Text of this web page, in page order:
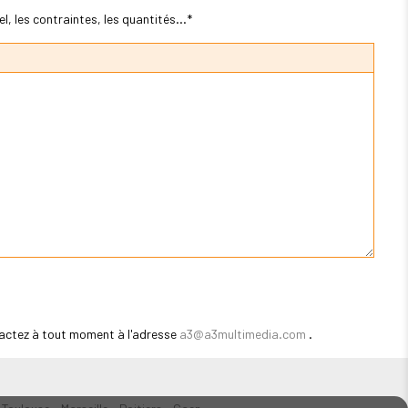
les contraintes, les quantités...*
à tout moment à l'adresse a3@a3multimedia.com .